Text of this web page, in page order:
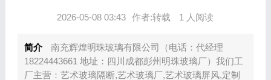
2026-05-08 03:43 作者:转载 1 人阅读
简介
南充辉煌明珠玻璃有限公司（电话：代经理
18224443661 地址：四川成都彭州明珠玻璃厂）我们工
厂主营：艺术玻璃隔断,艺术玻璃厂,艺术玻璃屏风,定制